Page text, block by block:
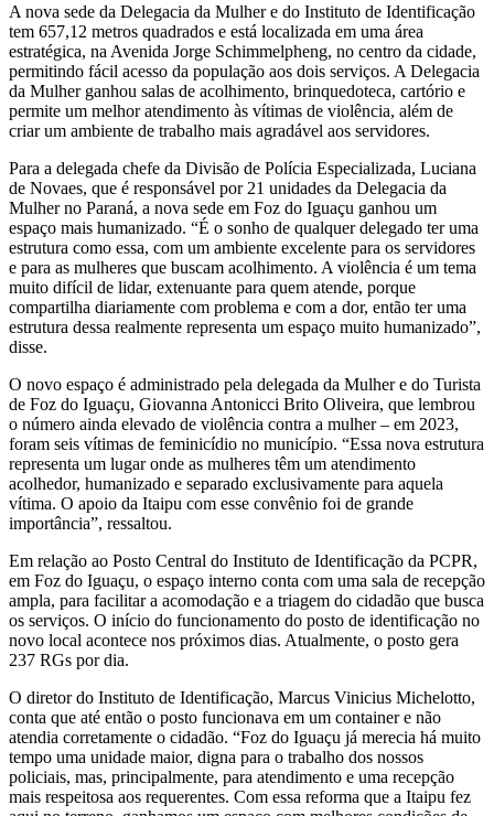
A nova sede da Delegacia da Mulher e do Instituto de Identificação
tem 657,12 metros quadrados e está localizada em uma área
estratégica, na Avenida Jorge Schimmelpheng, no centro da cidade,
permitindo fácil acesso da população aos dois serviços. A Delegacia
da Mulher ganhou salas de acolhimento, brinquedoteca, cartório e
permite um melhor atendimento às vítimas de violência, além de
criar um ambiente de trabalho mais agradável aos servidores.
Para a delegada chefe da Divisão de Polícia Especializada, Luciana
de Novaes, que é responsável por 21 unidades da Delegacia da
Mulher no Paraná, a nova sede em Foz do Iguaçu ganhou um
espaço mais humanizado. “É o sonho de qualquer delegado ter uma
estrutura como essa, com um ambiente excelente para os servidores
e para as mulheres que buscam acolhimento. A violência é um tema
muito difícil de lidar, extenuante para quem atende, porque
compartilha diariamente com problema e com a dor, então ter uma
estrutura dessa realmente representa um espaço muito humanizado”,
disse.
O novo espaço é administrado pela delegada da Mulher e do Turista
de Foz do Iguaçu, Giovanna Antonicci Brito Oliveira, que lembrou
o número ainda elevado de violência contra a mulher – em 2023,
foram seis vítimas de feminicídio no município. “Essa nova estrutura
representa um lugar onde as mulheres têm um atendimento
acolhedor, humanizado e separado exclusivamente para aquela
vítima. O apoio da Itaipu com esse convênio foi de grande
importância”, ressaltou.
Em relação ao Posto Central do Instituto de Identificação da PCPR,
em Foz do Iguaçu, o espaço interno conta com uma sala de recepção
ampla, para facilitar a acomodação e a triagem do cidadão que busca
os serviços. O início do funcionamento do posto de identificação no
novo local acontece nos próximos dias. Atualmente, o posto gera
237 RGs por dia.
O diretor do Instituto de Identificação, Marcus Vinicius Michelotto,
conta que até então o posto funcionava em um container e não
atendia corretamente o cidadão. “Foz do Iguaçu já merecia há muito
tempo uma unidade maior, digna para o trabalho dos nossos
policiais, mas, principalmente, para atendimento e uma recepção
mais respeitosa aos requerentes. Com essa reforma que a Itaipu fez